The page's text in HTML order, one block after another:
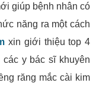
giúp bệnh nhân có
năng ra một cách
xin giới thiệu top 4
y bác sĩ khuyên
răng mắc cài kim